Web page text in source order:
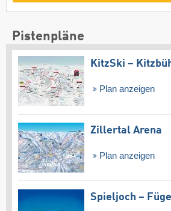
Pistenpläne
KitzSki –
Plan anzeigen
Zillertal Arena
Plan anzeigen
Spieljoch –